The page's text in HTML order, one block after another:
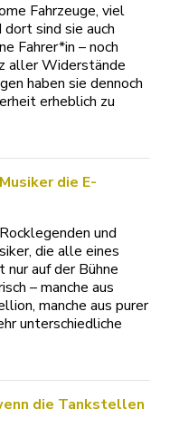
Fahrzeuge, viel
sind sie auch
Fahrer*in – noch
aller Widerstände
haben sie dennoch
erheblich zu
die E-
und
die alle eines
nur auf der Bühne
– manche aus
manche aus purer
unterschiedliche
die Tankstellen